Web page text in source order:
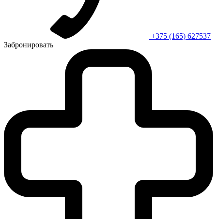
+375 (165) 627537
Забронировать